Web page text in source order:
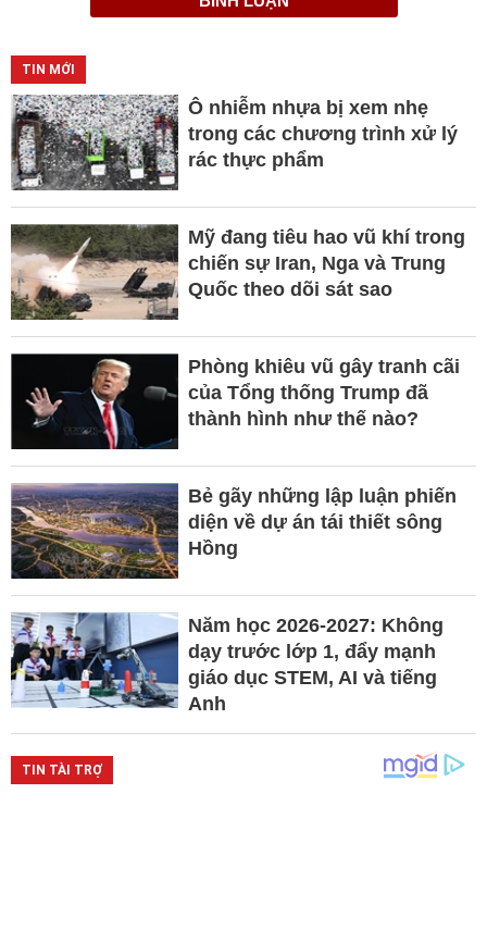
TIN MỚI
Ô nhiễm nhựa bị xem nhẹ
trong các chương trình xử lý
rác thực phẩm
Mỹ đang tiêu hao vũ khí trong
chiến sự Iran, Nga và Trung
Quốc theo dõi sát sao
Phòng khiêu vũ gây tranh cãi
của Tổng thống Trump đã
thành hình như thế nào?
Bẻ gãy những lập luận phiến
diện về dự án tái thiết sông
Hồng
Năm học 2026-2027: Không
dạy trước lớp 1, đẩy mạnh
giáo dục STEM, AI và tiếng
Anh